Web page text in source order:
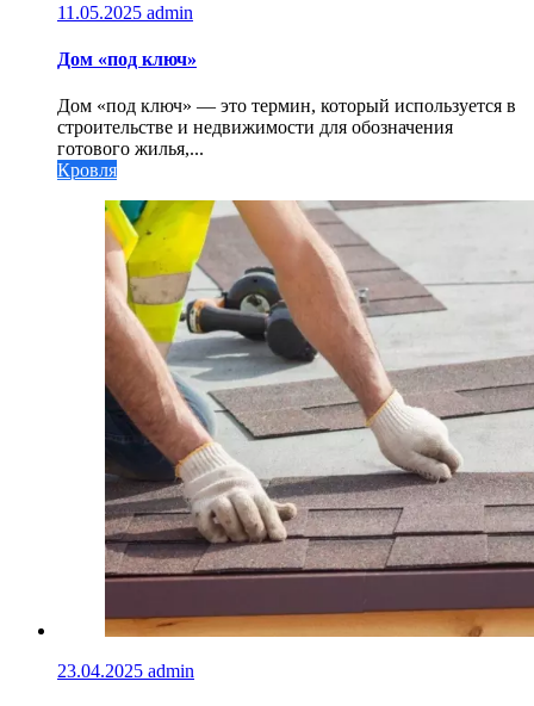
11.05.2025 admin
Дом «под ключ»
Дом «под ключ» — это термин, который используется в
строительстве и недвижимости для обозначения
готового жилья,...
Кровля
23.04.2025 admin